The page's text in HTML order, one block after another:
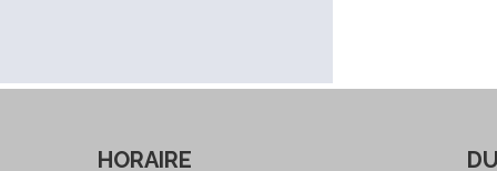
HORAIRE